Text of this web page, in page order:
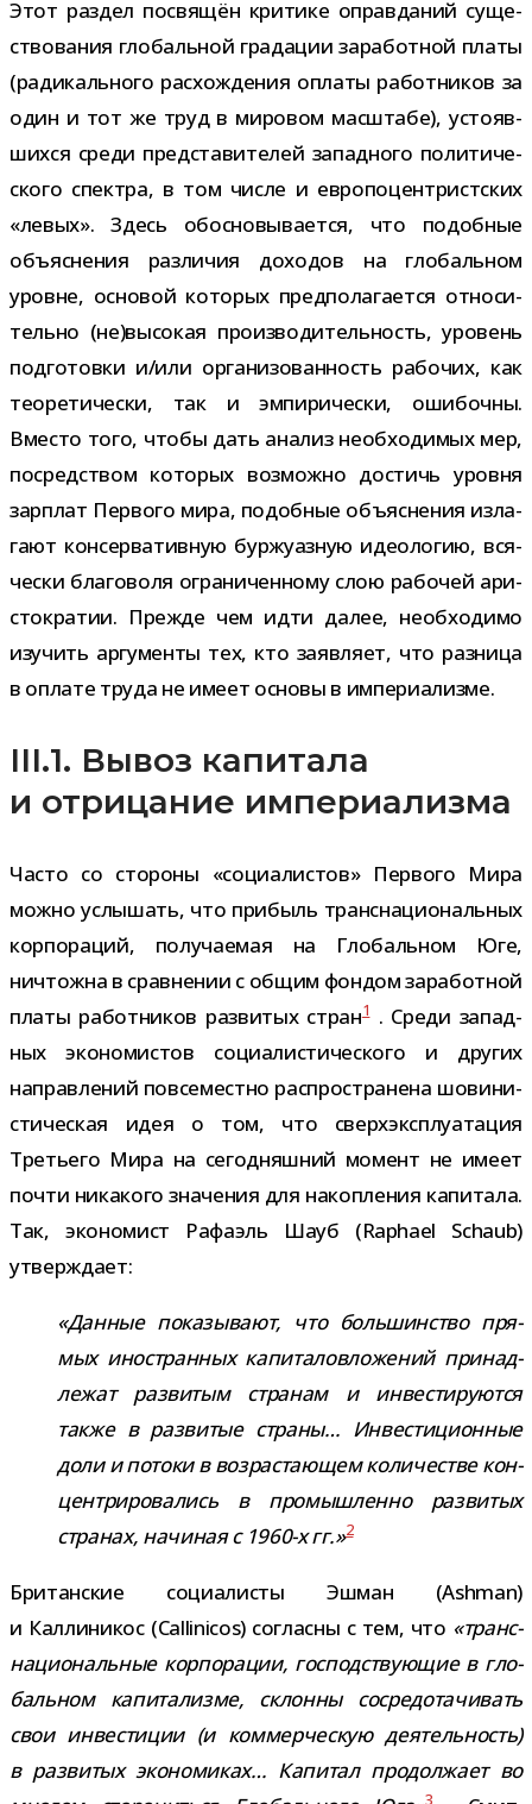
Этот раз­дел посвя­щён кри­тике оправ­да­ний суще­
ство­ва­ния гло­баль­ной гра­да­ции зара­бот­ной платы
(ради­каль­ного рас­хож­де­ния оплаты работ­ни­ков за
один и тот же труд в миро­вом мас­штабе), усто­яв­
шихся среди пред­ста­ви­те­лей запад­ного поли­ти­че­
ского спек­тра, в том числе и евро­по­цен­трист­ских
«левых». Здесь обос­но­вы­ва­ется, что подоб­ные
объ­яс­не­ния раз­ли­чия дохо­дов на гло­баль­ном
уровне, осно­вой кото­рых пред­по­ла­га­ется отно­си­
тельно (не)высокая про­из­во­ди­тель­ность, уро­вень
под­го­товки и/​или орга­ни­зо­ван­ность рабо­чих, как
тео­ре­ти­че­ски, так и эмпи­ри­че­ски, оши­бочны.
Вместо того, чтобы дать ана­лиз необ­хо­ди­мых мер,
посред­ством кото­рых воз­можно достичь уровня
зар­плат Первого мира, подоб­ные объ­яс­не­ния изла­
гают кон­сер­ва­тив­ную бур­жу­аз­ную идео­ло­гию, вся­
че­ски бла­го­воля огра­ни­чен­ному слою рабо­чей ари­
сто­кра­тии. Прежде чем идти далее, необ­хо­димо
изу­чить аргу­менты тех, кто заяв­ляет, что раз­ница
в оплате труда не имеет основы в империализме.
III.1. Вывоз капитала
и отрицание империализма
Часто со сто­роны «соци­а­ли­стов» Первого Мира
можно услы­шать, что при­быль транс­на­ци­о­наль­ных
кор­по­ра­ций, полу­ча­е­мая на Глобальном Юге,
ничтожна в срав­не­нии с общим фон­дом зара­бот­ной
платы работ­ни­ков раз­ви­тых стран1. Среди запад­
ных эко­но­ми­стов соци­а­ли­сти­че­ского и дру­гих
направ­ле­ний повсе­местно рас­про­стра­нена шови­ни­
сти­че­ская идея о том, что сверх­экс­плу­а­та­ция
Третьего Мира на сего­дняш­ний момент не имеет
почти ника­кого зна­че­ния для накоп­ле­ния капи­тала.
Так, эко­но­мист Рафаэль Шауб (Raphael Schaub)
утверждает:
«Данные пока­зы­вают, что боль­шин­ство пря­
мых ино­стран­ных капи­та­ло­вло­же­ний при­над­
ле­жат раз­ви­тым стра­нам и инве­сти­ру­ются
также в раз­ви­тые страны… Инвестиционные
доли и потоки в воз­рас­та­ю­щем коли­че­стве кон­
цен­три­ро­ва­лись в про­мыш­ленно раз­ви­тых
стра­нах, начи­ная с 1960-​х гг.»2
Британские соци­а­ли­сты Эшман (Ashman)
и Каллиникос (Callinicos) согласны с тем, что «транс­
на­ци­о­наль­ные кор­по­ра­ции, гос­под­ству­ю­щие в гло­
баль­ном капи­та­лизме, склонны сосре­до­та­чи­вать
свои инве­сти­ции (и ком­мер­че­скую дея­тель­ность)
в раз­ви­тых эко­но­ми­ках… Капитал про­дол­жает во
3